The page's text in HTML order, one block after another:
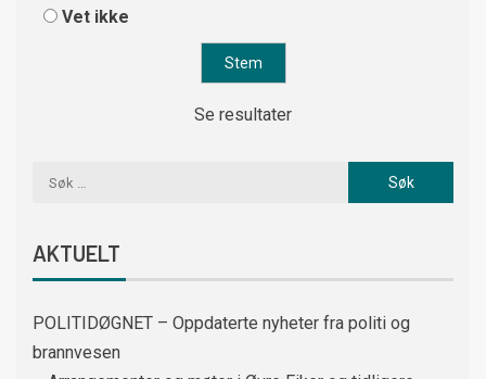
Vet ikke
Se resultater
AKTUELT
POLITIDØGNET – Oppdaterte nyheter fra politi og
brannvesen